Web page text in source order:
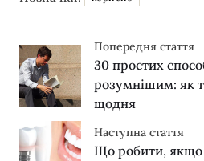
Попередня стаття
30 простих
розумнішим: як
щодня
Наступна стаття
Що робити, якщо